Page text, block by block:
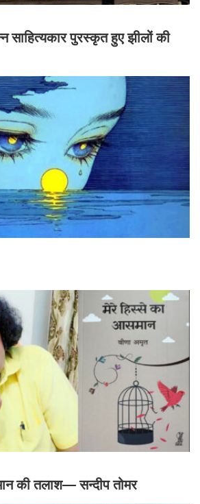
साहित्यकार पुरस्कृत हुए झीलों की
की तलाश— सन्दीप तोमर